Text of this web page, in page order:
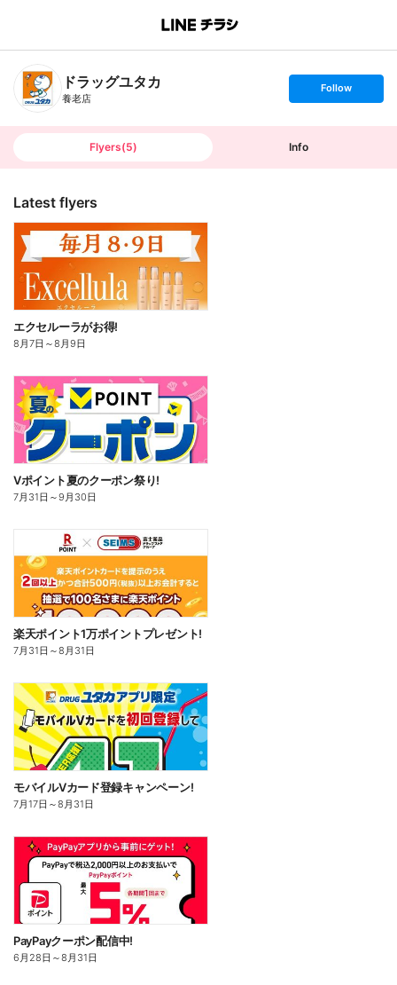
B
n
T
ドラッグユタカ
養老店
s
t
o
Follow
Flyers(5) Info
Latest flyers
エクセルーラがお得!
8月7日 ～8月9日
Vポイント夏のクーポン祭り!
7月31日 ～9月30日
楽天ポイント1万ポイントプレゼント!
7月31日 ～8月31日
モバイルVカード登録キャンペーン!
7月17日 ～8月31日
PayPayクーポン配信中!
6月28日 ～8月31日